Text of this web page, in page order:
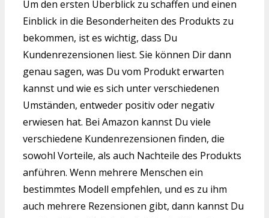
Um den ersten Überblick zu schaffen und einen
Einblick in die Besonderheiten des Produkts zu
bekommen, ist es wichtig, dass Du
Kundenrezensionen liest. Sie können Dir dann
genau sagen, was Du vom Produkt erwarten
kannst und wie es sich unter verschiedenen
Umständen, entweder positiv oder negativ
erwiesen hat. Bei Amazon kannst Du viele
verschiedene Kundenrezensionen finden, die
sowohl Vorteile, als auch Nachteile des Produkts
anführen. Wenn mehrere Menschen ein
bestimmtes Modell empfehlen, und es zu ihm
auch mehrere Rezensionen gibt, dann kannst Du